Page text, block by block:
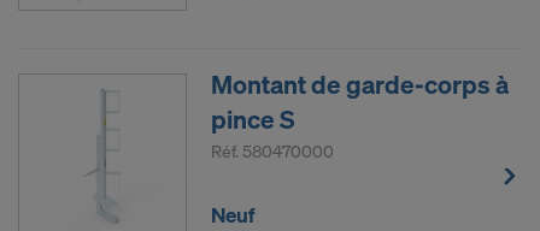
Montant de garde-corps à
pince S
Réf. 580470000
Neuf